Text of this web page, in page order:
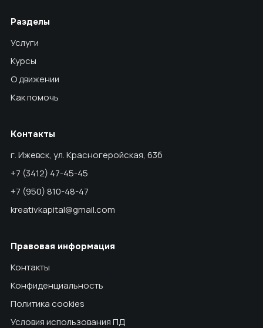
Разделы
Услуги
Курсы
О движении
Как помочь
Контакты
г. Ижевск, ул. Красногеройская, 63б
+7 (3412) 47-45-45
+7 (950) 810-48-47
kreativkapital@gmail.com
Правовая информация
Контакты
Конфиденциальность
Политика cookies
Условия использования ПД